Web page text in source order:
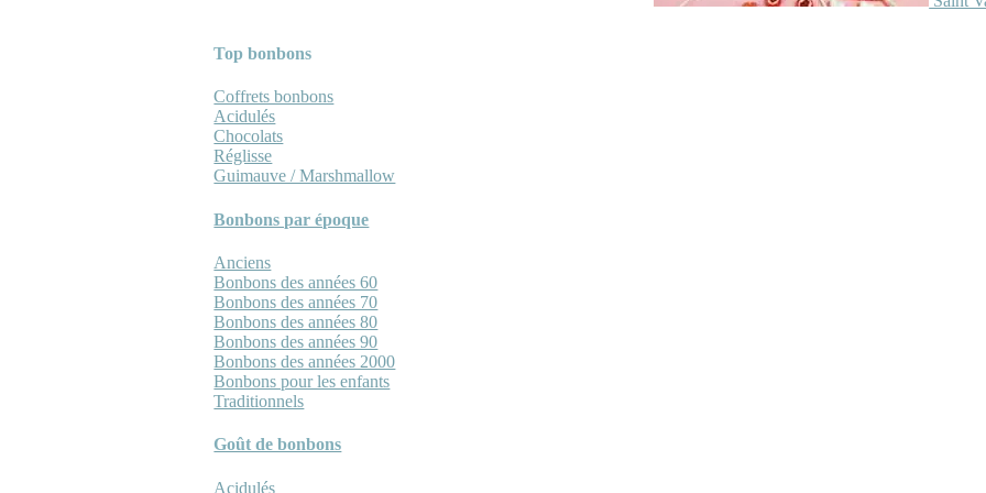
Top bonbons
Coffrets bonbons
Acidulés
Chocolats
Réglisse
Guimauve / Marshmallow
Bonbons par époque
Anciens
Bonbons des années 60
Bonbons des années 70
Bonbons des années 80
Bonbons des années 90
Bonbons des années 2000
Bonbons pour les enfants
Traditionnels
Goût de bonbons
Acidulés